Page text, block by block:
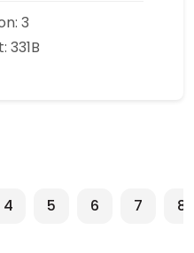
3
331B
4 5 6 7 8